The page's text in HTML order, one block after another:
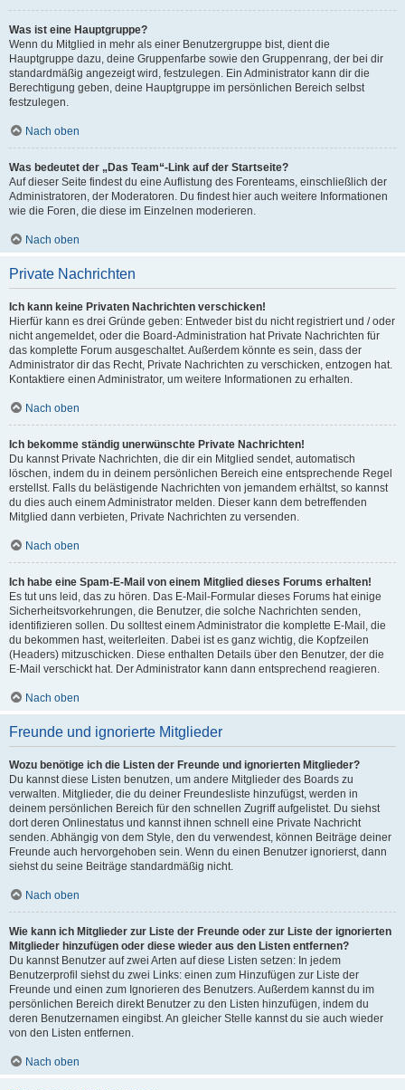
Was ist eine Hauptgruppe?
Wenn du Mitglied in mehr als einer Benutzergruppe bist, dient die
Hauptgruppe dazu, deine Gruppenfarbe sowie den Gruppenrang, der bei dir
standardmäßig angezeigt wird, festzulegen. Ein Administrator kann dir die
Berechtigung geben, deine Hauptgruppe im persönlichen Bereich selbst
festzulegen.
Nach oben
Was bedeutet der „Das Team“-Link auf der Startseite?
Auf dieser Seite findest du eine Auflistung des Forenteams, einschließlich der
Administratoren, der Moderatoren. Du findest hier auch weitere Informationen
wie die Foren, die diese im Einzelnen moderieren.
Nach oben
Private Nachrichten
Ich kann keine Privaten Nachrichten verschicken!
Hierfür kann es drei Gründe geben: Entweder bist du nicht registriert und / oder
nicht angemeldet, oder die Board-Administration hat Private Nachrichten für
das komplette Forum ausgeschaltet. Außerdem könnte es sein, dass der
Administrator dir das Recht, Private Nachrichten zu verschicken, entzogen hat.
Kontaktiere einen Administrator, um weitere Informationen zu erhalten.
Nach oben
Ich bekomme ständig unerwünschte Private Nachrichten!
Du kannst Private Nachrichten, die dir ein Mitglied sendet, automatisch
löschen, indem du in deinem persönlichen Bereich eine entsprechende Regel
erstellst. Falls du belästigende Nachrichten von jemandem erhältst, so kannst
du dies auch einem Administrator melden. Dieser kann dem betreffenden
Mitglied dann verbieten, Private Nachrichten zu versenden.
Nach oben
Ich habe eine Spam-E-Mail von einem Mitglied dieses Forums erhalten!
Es tut uns leid, das zu hören. Das E-Mail-Formular dieses Forums hat einige
Sicherheitsvorkehrungen, die Benutzer, die solche Nachrichten senden,
identifizieren sollen. Du solltest einem Administrator die komplette E-Mail, die
du bekommen hast, weiterleiten. Dabei ist es ganz wichtig, die Kopfzeilen
(Headers) mitzuschicken. Diese enthalten Details über den Benutzer, der die
E-Mail verschickt hat. Der Administrator kann dann entsprechend reagieren.
Nach oben
Freunde und ignorierte Mitglieder
Wozu benötige ich die Listen der Freunde und ignorierten Mitglieder?
Du kannst diese Listen benutzen, um andere Mitglieder des Boards zu
verwalten. Mitglieder, die du deiner Freundesliste hinzufügst, werden in
deinem persönlichen Bereich für den schnellen Zugriff aufgelistet. Du siehst
dort deren Onlinestatus und kannst ihnen schnell eine Private Nachricht
senden. Abhängig von dem Style, den du verwendest, können Beiträge deiner
Freunde auch hervorgehoben sein. Wenn du einen Benutzer ignorierst, dann
siehst du seine Beiträge standardmäßig nicht.
Nach oben
Wie kann ich Mitglieder zur Liste der Freunde oder zur Liste der ignorierten
Mitglieder hinzufügen oder diese wieder aus den Listen entfernen?
Du kannst Benutzer auf zwei Arten auf diese Listen setzen: In jedem
Benutzerprofil siehst du zwei Links: einen zum Hinzufügen zur Liste der
Freunde und einen zum Ignorieren des Benutzers. Außerdem kannst du im
persönlichen Bereich direkt Benutzer zu den Listen hinzufügen, indem du
deren Benutzernamen eingibst. An gleicher Stelle kannst du sie auch wieder
von den Listen entfernen.
Nach oben